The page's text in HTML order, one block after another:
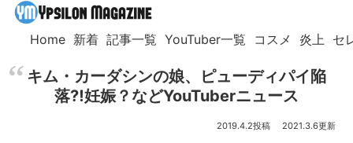
Home 新着 記事一覧 YouTuber一覧 コスメ 炎上 セ
キム・カーダシンの娘、ピューディパイ陥
落⁈妊娠？などYouTuberニュース
2019.4.2 2021.3.6